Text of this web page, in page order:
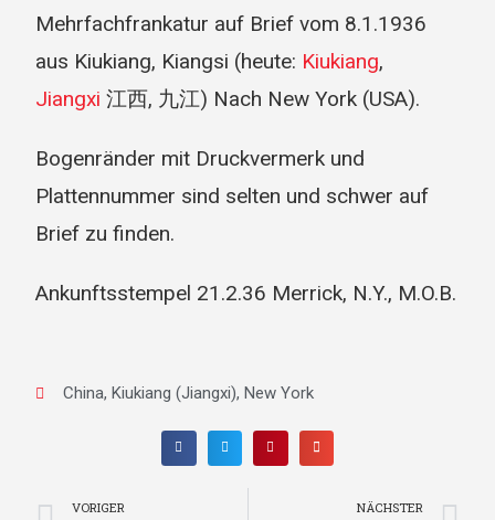
Mehrfachfrankatur auf Brief vom 8.1.1936
aus Kiukiang, Kiangsi (heute: Kiukiang,
Jiangxi 江西, 九江) Nach New York (USA).
Bogenränder mit Druckvermerk und
Plattennummer sind selten und schwer auf
Brief zu finden.
Ankunftsstempel 21.2.36 Merrick, N.Y., M.O.B.
China,Kiukiang (Jiangxi),New York
VORIGER NÄCHSTER